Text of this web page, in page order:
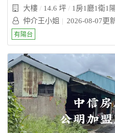
大樓
14.6 坪 1房1廳1衛1
仲介王小姐
2026-08-07更
有陽台